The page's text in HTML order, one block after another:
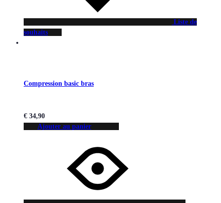
Liste de
souhaits
Compression basic bras
€ 34,90
Ajouter au panier